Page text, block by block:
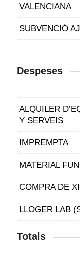
VALENCIANA
SUBVENCIÓ
Despeses
ALQUILER
Y SERVEIS
IMPREMPTA
MATERIAL
COMPRA DE
LLOGER LAB
Totals